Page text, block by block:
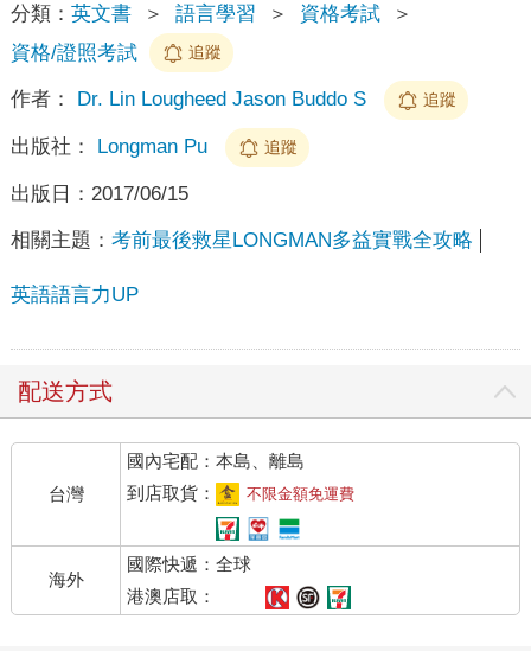
分類： 英文書 ＞ 語言學習 ＞ 資格考試
＞
資格/證照考試
追蹤
作者： Dr. Lin Lougheed Jason Buddo S 追蹤
出版社： Longman Pu 追蹤
出版日： 2017/06/15
相關主題： 考前最後救星LONGMAN多益實戰全攻略
英語語言力UP
配送方式
台灣
國內宅配：本島、離島
到店取貨：
不限金額免運費
海外
國際快遞：全球
港澳店取：